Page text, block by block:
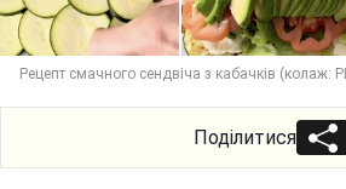
Рецепт смачного сендвіча з кабачків (колаж:
Поділитися